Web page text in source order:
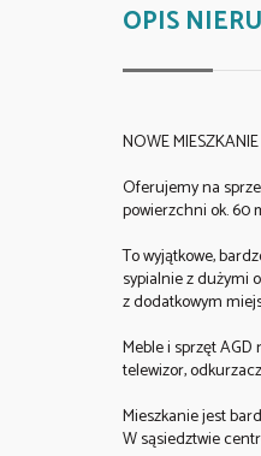
OPIS
NOWE
Oferujemy na
powierzchni ok. 60
To wyjątkowe,
sypialnie z dużymi
z dodatkowym
Meble i sprzęt AGD
telewizor,
Mieszkanie jest
W sąsiedztwie